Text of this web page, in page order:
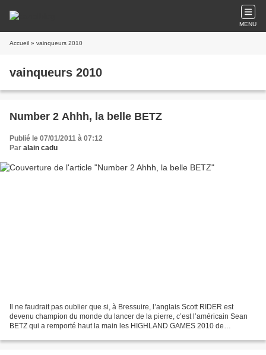
MENU
Accueil » vainqueurs 2010
vainqueurs 2010
Number 2 Ahhh, la belle BETZ
Publié le 07/01/2011 à 07:12
Par alain cadu
Il ne faudrait pas oublier que si, à Bressuire, l’anglais Scott RIDER est
devenu champion du monde du lancer de la pierre, c’est l’américain Sean
BETZ qui a remporté haut la main les HIGHLAND GAMES 2010 de